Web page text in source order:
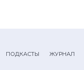
ПОДКАСТЫ ЖУРНАЛ